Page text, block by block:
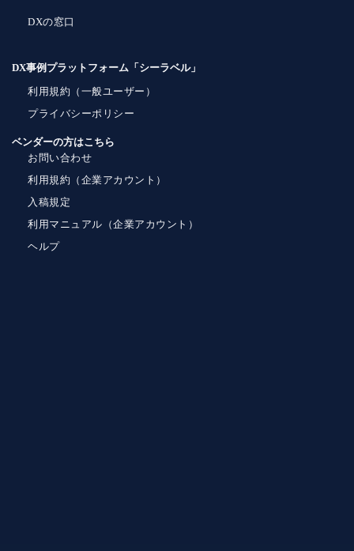
DXの窓口
DX事例プラットフォーム「シーラベル」
利用規約（一般ユーザー）
プライバシーポリシー
ベンダーの方はこちら
お問い合わせ
利用規約（企業アカウント）
入稿規定
利用マニュアル（企業アカウント）
ヘルプ